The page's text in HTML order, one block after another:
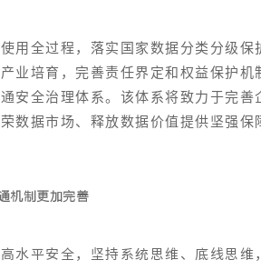
用全过程，落实国家数据分类分级
业培育，完善责任界定和权益保护机
安全治理体系。 该体系将致力于完善
数据市场、释放数据价值提供坚强保
机制更加完善
水平安全，坚持系统思维、底线思维